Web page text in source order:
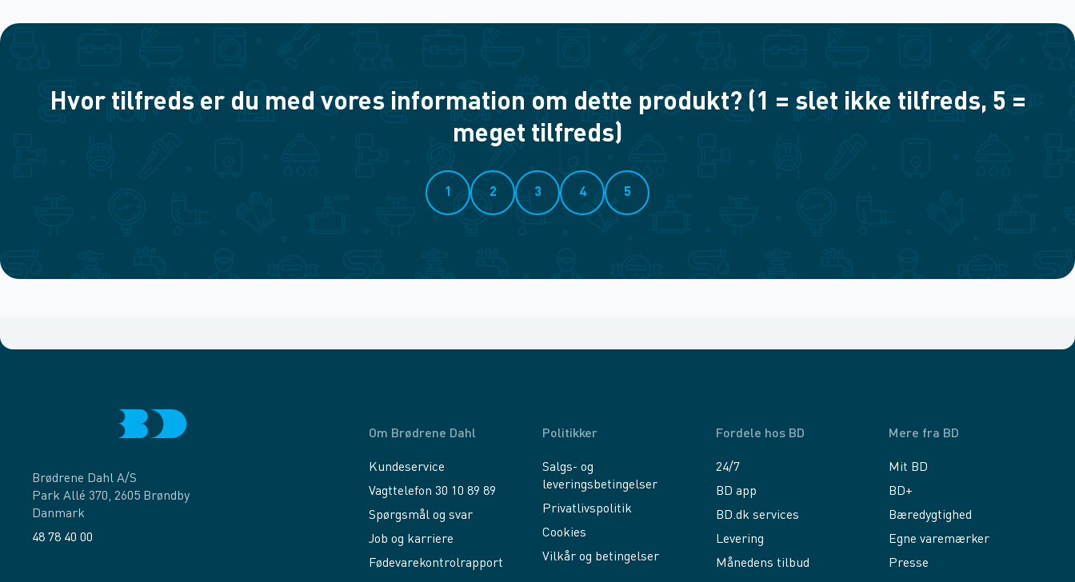
Hvor tilfreds er du med vores information om dette produkt? (1 = slet ikke tilfreds, 5 =
meget tilfreds)
1 2 3 4 5
Brødrene Dahl A/S
Park Allé 370, 2605 Brøndby
Danmark
48 78 40 00
Om Brødrene Dahl
Kundeservice
Vagttelefon 30 10 89 89
Spørgsmål og svar
Job og karriere
Fødevarekontrolrapport
Politikker
Salgs- og
leveringsbetingelser
Privatlivspolitik
Cookies
Vilkår og betingelser
Fordele hos BD
24/7
BD app
BD.dk services
Levering
Månedens tilbud
Mere fra BD
Mit BD
BD+
Bæredygtighed
Egne varemærker
Presse